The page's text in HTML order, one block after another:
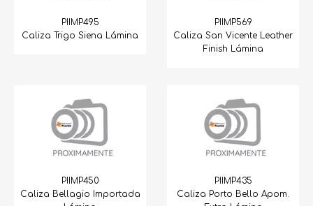
PIIMP495
Caliza Trigo Siena Lámina
PIIMP569
Caliza San Vicente Leather
Finish Lámina
PIIMP450
Caliza Bellagio Importada
PIIMP435
Caliza Porto Bello Apom.